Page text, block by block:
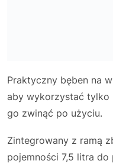
Praktyczny bęben na
aby wykorzystać tylko
go zwinąć po użyciu.
Zintegrowany z ramą
pojemności 7,5 litra